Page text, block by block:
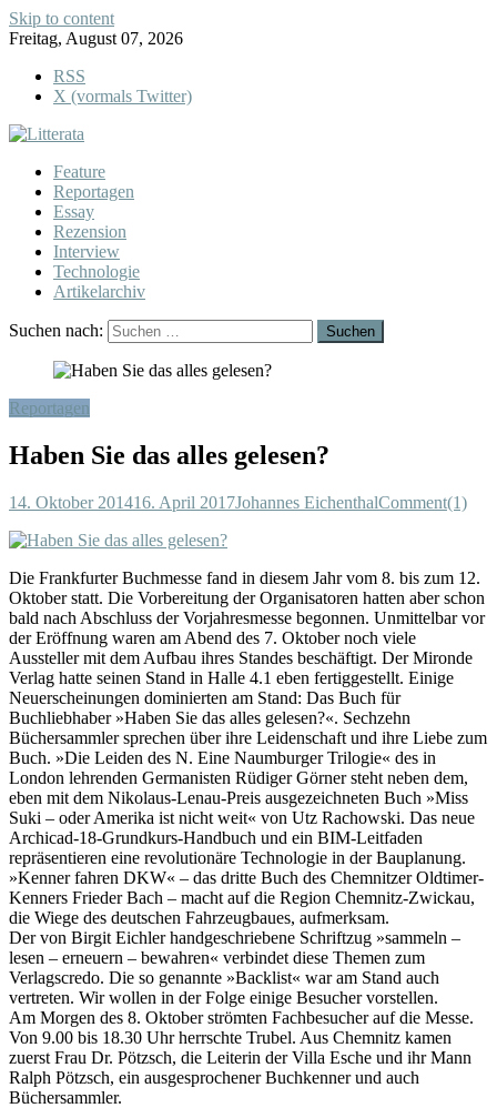
Skip to content
Freitag, August 07, 2026
RSS
X (vormals Twitter)
Feature
Reportagen
Essay
Rezension
Interview
Technologie
Artikelarchiv
Suchen nach:
Reportagen
Haben Sie das alles gelesen?
14. Oktober 201416. April 2017Johannes EichenthalComment(1)
Die Frankfurter Buchmesse fand in diesem Jahr vom 8. bis zum 12.
Oktober statt. Die Vorbereitung der Organisatoren hatten aber schon
bald nach Abschluss der Vorjahresmesse begonnen. Unmittelbar vor
der Eröffnung waren am Abend des 7. Oktober noch viele
Aussteller mit dem Aufbau ihres Standes beschäftigt. Der Mironde
Verlag hatte seinen Stand in Halle 4.1 eben fertiggestellt. Einige
Neuerscheinungen dominierten am Stand: Das Buch für
Buchliebhaber »Haben Sie das alles gelesen?«. Sechzehn
Büchersammler sprechen über ihre Leidenschaft und ihre Liebe zum
Buch. »Die Leiden des N. Eine Naumburger Trilogie« des in
London lehrenden Germanisten Rüdiger Görner steht neben dem,
eben mit dem Nikolaus-Lenau-Preis ausgezeichneten Buch »Miss
Suki – oder Amerika ist nicht weit« von Utz Rachowski. Das neue
Archicad-18-Grundkurs-Handbuch und ein BIM-Leitfaden
repräsentieren eine revolutionäre Technologie in der Bauplanung.
»Kenner fahren DKW« – das dritte Buch des Chemnitzer Oldtimer-
Kenners Frieder Bach – macht auf die Region Chemnitz-Zwickau,
die Wiege des deutschen Fahrzeugbaues, aufmerksam.
Der von Birgit Eichler handgeschriebene Schriftzug »sammeln –
lesen – erneuern – bewahren« verbindet diese Themen zum
Verlagscredo. Die so genannte »Backlist« war am Stand auch
vertreten. Wir wollen in der Folge einige Besucher vorstellen.
Am Morgen des 8. Oktober strömten Fachbesucher auf die Messe.
Von 9.00 bis 18.30 Uhr herrschte Trubel. Aus Chemnitz kamen
zuerst Frau Dr. Pötzsch, die Leiterin der Villa Esche und ihr Mann
Ralph Pötzsch, ein ausgesprochener Buchkenner und auch
Büchersammler.